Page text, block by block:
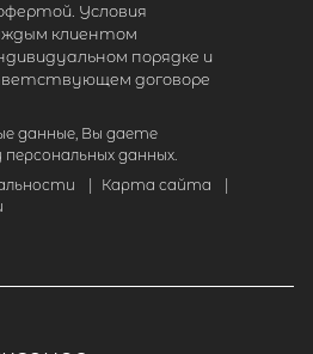
Условия
клиентом
порядке и
договоре
данные, Вы даете
данных.
Карта сайта